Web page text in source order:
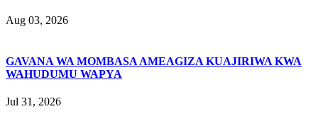
Aug 03, 2026
GAVANA WA MOMBASA AMEAGIZA KUAJIRIWA KWA
WAHUDUMU WAPYA
Jul 31, 2026